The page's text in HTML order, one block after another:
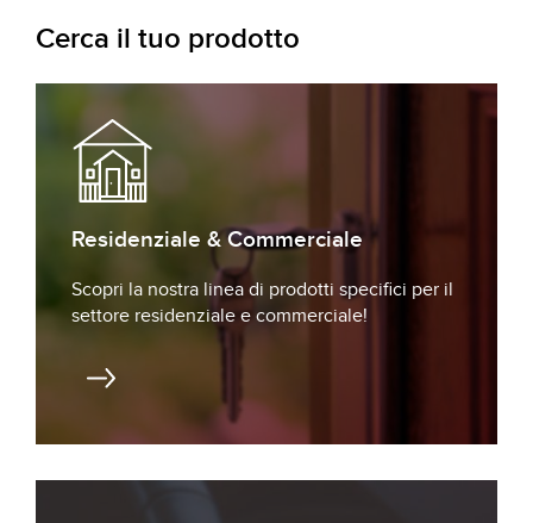
Cerca il tuo prodotto
Residenziale & Commerciale
Scopri la nostra linea di prodotti specifici per il
settore residenziale e commerciale!